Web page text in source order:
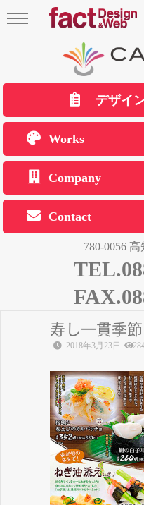
デザイ
Works
Company
Contact
780-0056
寿し一貫季
2018年3月23日